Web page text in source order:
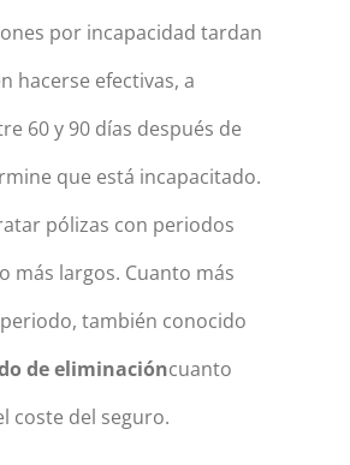
por incapacidad tardan
hacerse efectivas, a
60 y 90 días después de
que está incapacitado.
pólizas con periodos
más largos. Cuanto más
también conocido
de eliminacióncuanto
coste del seguro.